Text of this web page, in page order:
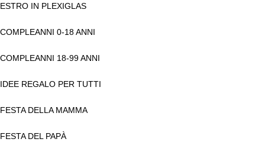
ESTRO IN PLEXIGLAS
COMPLEANNI 0-18 ANNI
COMPLEANNI 18-99 ANNI
IDEE REGALO PER TUTTI
FESTA DELLA MAMMA
FESTA DEL PAPÀ